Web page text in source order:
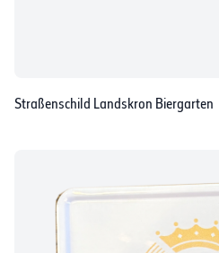
Straßenschild Landskron Biergarten